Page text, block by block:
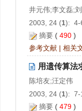
井元伟;李文磊;
2003, 24 (1): 4-
摘要 ( 490 )
参考文献 | 相关
用遗传算法
陈培友;汪定伟
2003, 24 (1):
摘要 ( 479 )